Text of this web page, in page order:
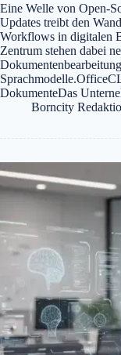
Eine Welle von Open-
Updates treibt den
Workflows in digitalen
Zentrum stehen dabei
DokumenteDas
Borncity